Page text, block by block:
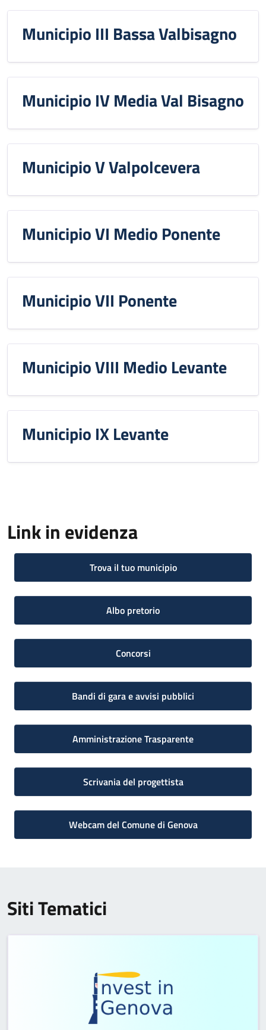
Municipio III Bassa Valbisagno
Municipio IV Media Val Bisagno
Municipio V Valpolcevera
Municipio VI Medio Ponente
Municipio VII Ponente
Municipio VIII Medio Levante
Municipio IX Levante
Link in evidenza
Trova il tuo municipio
Albo pretorio
Concorsi
Bandi di gara e avvisi pubblici
Amministrazione Trasparente
Scrivania del progettista
Webcam del Comune di Genova
Siti Tematici